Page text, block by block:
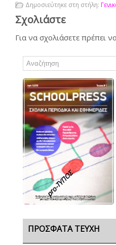
Δημοσιεύτηκε στη στήλη:
Σχολιάστε
Για να σχολιάσετε πρέπει
pro-TΥΠΟΣ
ΠΡΌΣΦΑΤΑ ΤΕΎΧΗ